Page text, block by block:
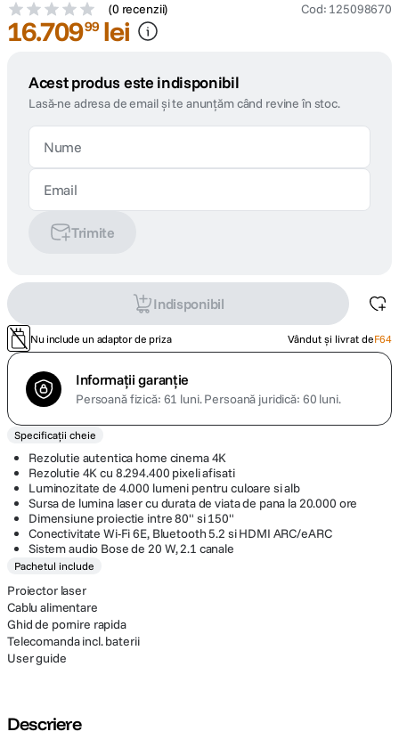
(0 recenzii) Cod: 125098670
16.70999 lei
Acest produs este indisponibil
Lasă-ne adresa de email și te anunțăm când revine în stoc.
Trimite
Indisponibil
Nu include un adaptor de priza Vândut și livrat deF64
Informații garanție
Persoană fizică: 61 luni.Persoană juridică: 60 luni.
Specificații cheie
Rezolutie autentica home cinema 4K
Rezolutie 4K cu 8.294.400 pixeli afisati
Luminozitate de 4.000 lumeni pentru culoare si alb
Sursa de lumina laser cu durata de viata de pana la 20.000 ore
Dimensiune proiectie intre 80" si 150"
Conectivitate Wi-Fi 6E, Bluetooth 5.2 si HDMI ARC/eARC
Sistem audio Bose de 20 W, 2.1 canale
Pachetul include
Proiector laser
Cablu alimentare
Ghid de pornire rapida
Telecomanda incl. baterii
User guide
Descriere